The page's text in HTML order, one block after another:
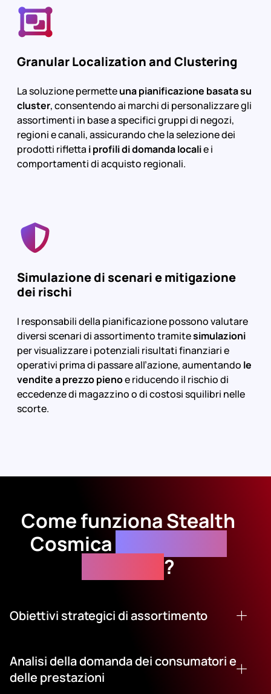
Granular Localization and Clustering
La soluzione permetteuna pianificazione basata su
cluster, consentendo ai marchi di personalizzare gli
assortimenti in base a specifici gruppi di negozi,
regioni e canali, assicurando che la selezione dei
prodotti rifletta i profili di domanda localie i
comportamenti di acquisto regionali.
Simulazione di scenari e mitigazione
dei rischi
I responsabili della pianificazione possono valutare
diversi scenari di assortimento tramitesimulazioni
per visualizzare i potenziali risultati finanziari e
operativi prima di passare all’azione,aumentando le
vendite a prezzo pienoe riducendo il rischio di
eccedenze di magazzino o di costosi squilibri nelle
scorte.
Come funzionaStealth
Cosmica
?
Obiettivi strategici di assortimento
Analisi della domanda dei consumatori e
delle prestazioni